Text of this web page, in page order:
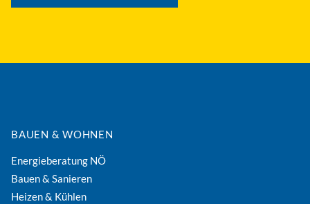
BAUEN & WOHNEN
Energieberatung NÖ
Bauen & Sanieren
Heizen & Kühlen